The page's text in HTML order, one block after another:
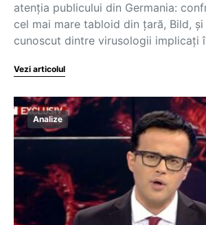
atenția publicului din Germania:
cel mai mare tabloid din țară, Bild, și
cunoscut dintre virusologii implicați
Vezi articolul
Analize